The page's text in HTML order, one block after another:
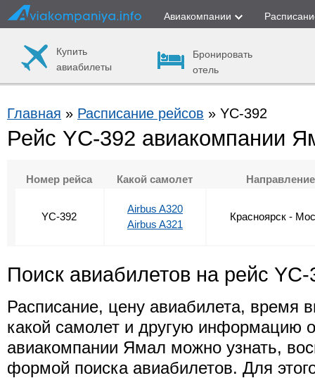
Авиакомпании
Купить
авиабилеты
Бронировать
отель
Главная » Расписание рейсов » YC-392
Рейс YC-392 авиакомпании
Номер рейса Какой самолет Направление
YC-392
Airbus A320
Airbus A321
Красноярск -
Поиск авиабилетов на рейс YC-
Расписание, цену авиабилета, время
какой самолет и другую информацию
авиакомпании Ямал можно узнать,
формой поиска авиабилетов. Для